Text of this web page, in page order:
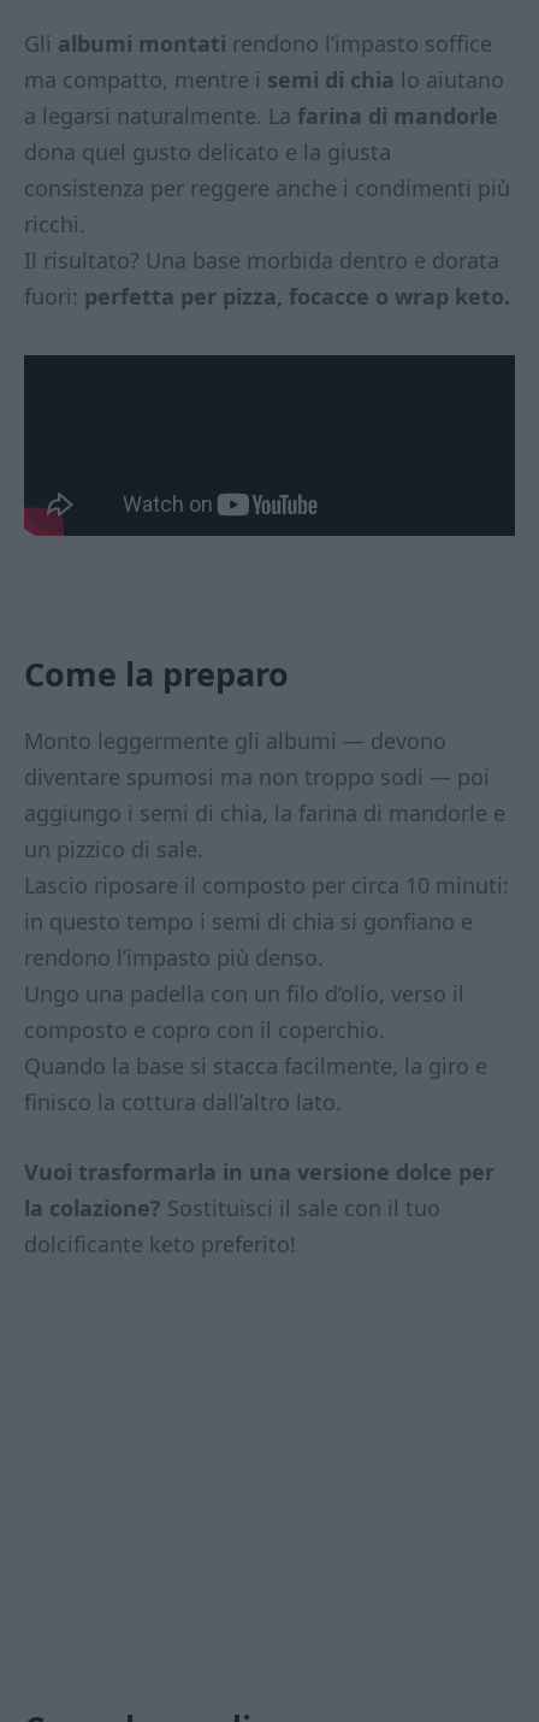
Gli albumi montati rendono l’impasto soffice
ma compatto, mentre i semi di chia lo aiutano
a legarsi naturalmente. La farina di mandorle
dona quel gusto delicato e la giusta
consistenza per reggere anche i condimenti più
ricchi.
Il risultato? Una base morbida dentro e dorata
fuori: perfetta per pizza, focacce o wrap keto.
Come la preparo
Monto leggermente gli albumi — devono
diventare spumosi ma non troppo sodi — poi
aggiungo i semi di chia, la farina di mandorle e
un pizzico di sale.
Lascio riposare il composto per circa 10 minuti:
in questo tempo i semi di chia si gonfiano e
rendono l’impasto più denso.
Ungo una padella con un filo d’olio, verso il
composto e copro con il coperchio.
Quando la base si stacca facilmente, la giro e
finisco la cottura dall’altro lato.
Vuoi trasformarla in una versione dolce per
la colazione? Sostituisci il sale con il tuo
dolcificante keto preferito!